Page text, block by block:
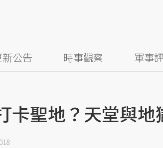
公告 時事觀察 軍事
卡聖地？天堂與地